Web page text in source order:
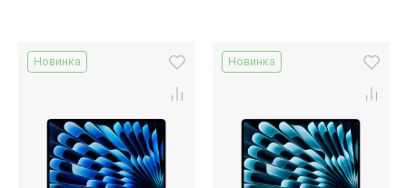
Новинка Новинка